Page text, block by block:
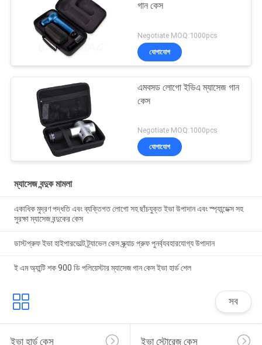
গান কেস
Negotiate MOQ:1000pcs
যোগাযোগ
এমবসড লোগো ইভিএ ম্যাসেজ গান
কেস
Negotiate MOQ:1000pcs
যোগাযোগ
ম্যাসেজ বন্দুক মামলা
একাধিক মুদ্রণ পদ্ধতি এবং ব্যক্তিগত লোগো সহ ছাঁচযুক্ত ইভা উপাদান এবং স্প্যান্ডেক্স সহ
সুরক্ষা ম্যাসেজ বন্দুকের কেস
ডাস্টপ্রুফ ইভা হাইপারভোল্ট ট্র্যাভেল কেস স্ক্র্যাচ প্রুফ পুনর্ব্যবহারযোগ্য উপাদান
ই এম অ্যান্টি শক 900 ডি পলিয়েস্টার ম্যাসেজ গান কেস ইভা হার্ড শেল
সব
ইভা হার্ড কেস ইভা স্টোরেজ কেস